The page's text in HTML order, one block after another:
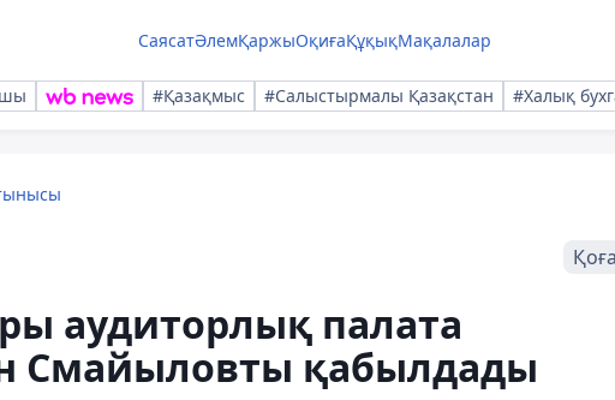
СаясатӘлемҚаржыОқиғаҚұқықМақалалар
#Қазақмыс #Салыстырмалы Қазақстан #Халық
аудиторлық палата
Смайыловты қабылдады